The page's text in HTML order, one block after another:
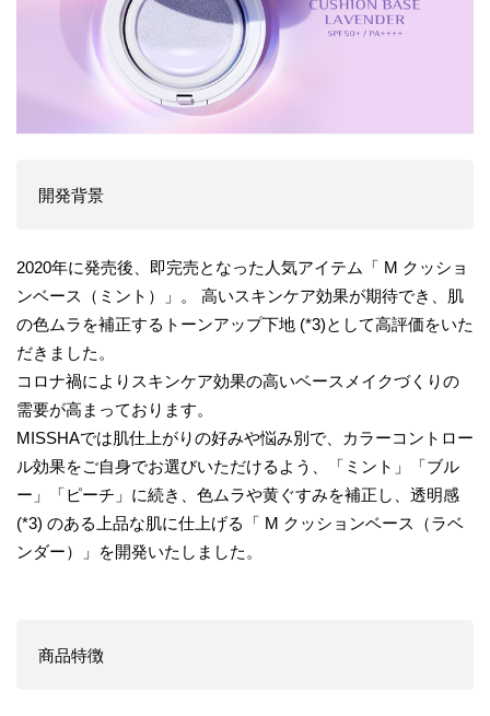
開発背景
2020年に発売後、即完売となった人気アイテム「 M クッショ
ンベース（ミント）」。 高いスキンケア効果が期待でき、肌
の色ムラを補正するトーンアップ下地 (*3)として高評価をいた
だきました。
コロナ禍によりスキンケア効果の高いベースメイクづくりの
需要が高まっております。
MISSHAでは肌仕上がりの好みや悩み別で、カラーコントロー
ル効果をご自身でお選びいただけるよう、「ミント」「ブル
ー」「ピーチ」に続き、色ムラや黄ぐすみを補正し、透明感
(*3) のある上品な肌に仕上げる「 M クッションベース（ラベ
ンダー）」を開発いたしました。
商品特徴